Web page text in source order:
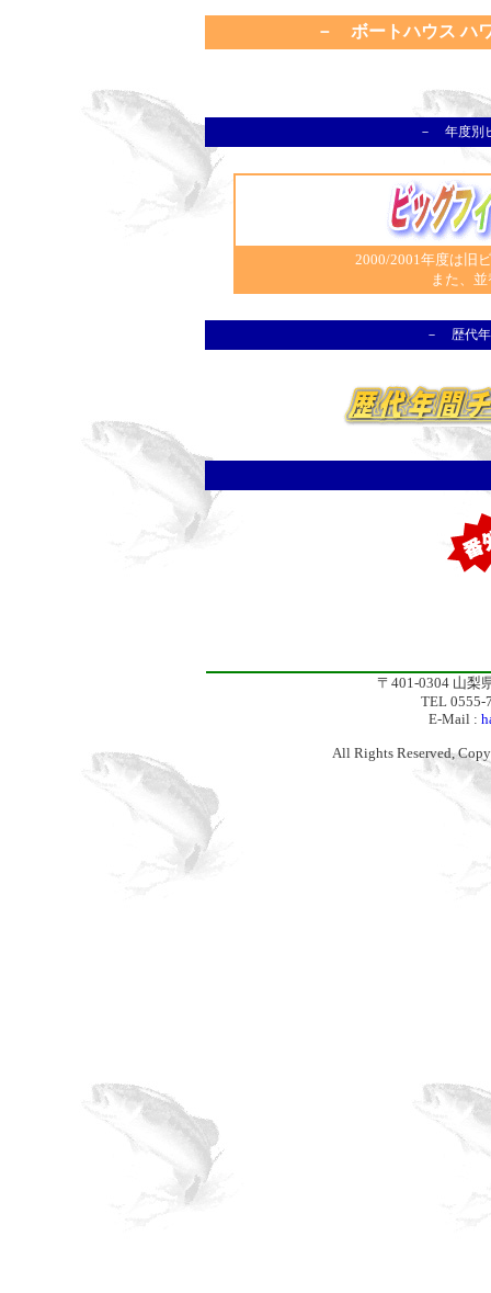
－ ボートハウス ハ
－ 年度別
2000/2001年度は旧
また、
－ 歴代
〒401-0304 山梨
TEL 0555-
E-Mail :
All Rights Reserved,